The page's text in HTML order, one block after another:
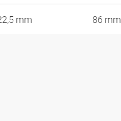
mm 86 mm